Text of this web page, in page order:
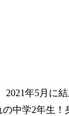
2021年5月に
中学2年生！